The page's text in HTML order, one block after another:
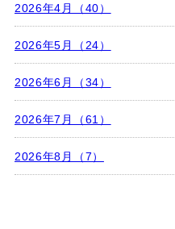
2026年4月（40）
2026年5月（24）
2026年6月（34）
2026年7月（61）
2026年8月（7）